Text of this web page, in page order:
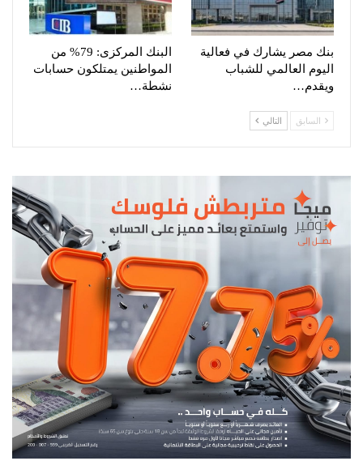
بنك مصر يشارك في فعالية
اليوم العالمي للشباب
ويقدم…
البنك المركزى: 79% من
المواطنين يمتلكون حسابات
نشطة…
السابق التالي